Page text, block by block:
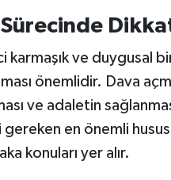
Sürecinde
karmaşık ve duygusal
önemlidir. Dava
ve adaletin
en önemli
konuları yer alır.